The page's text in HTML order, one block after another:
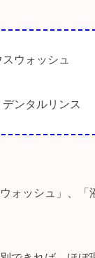
スウォッシュ
デンタルリンス
ウォッシュ」、